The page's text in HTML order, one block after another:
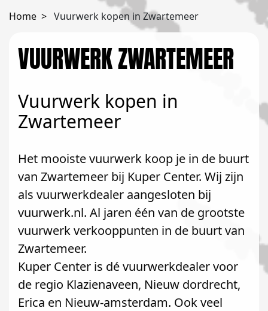
Home Vuurwerk kopen in Zwartemeer
VUURWERK ZWARTEMEER
Vuurwerk kopen in
Zwartemeer
Het mooiste vuurwerk koop je in de buurt
van Zwartemeer bij Kuper Center. Wij zijn
als vuurwerkdealer aangesloten bij
vuurwerk.nl. Al jaren één van de grootste
vuurwerk verkooppunten in de buurt van
Zwartemeer.
Kuper Center is dé vuurwerkdealer voor
de regio Klazienaveen, Nieuw dordrecht,
Erica en Nieuw-amsterdam. Ook veel